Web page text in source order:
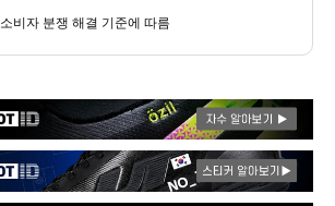
소비자 분쟁 해결 기준에 따름